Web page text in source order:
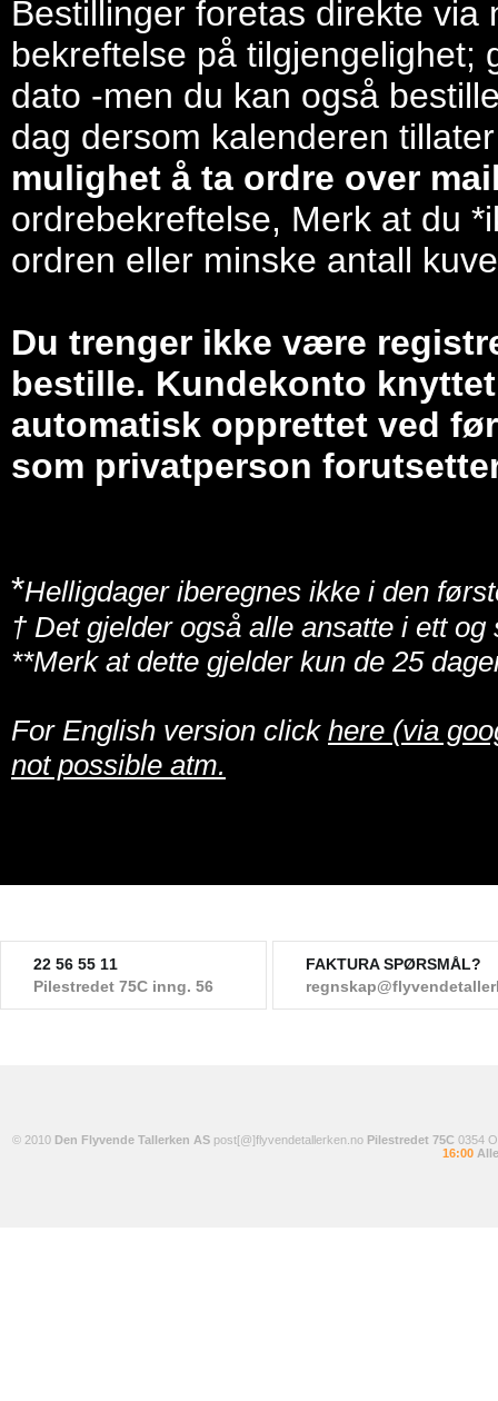
Bestillinger foretas direkte
bekreftelse på tilgjengelighet;
dato -men du kan også
dag dersom kalenderen
mulighet å ta ordre over
ordrebekreftelse, Merk at du
ordren eller minske antall
Du trenger ikke være
bestille. Kundekonto
automatisk opprettet ved
som privatperson
*Helligdager iberegnes ikke i den
† Det gjelder også alle ansatte i ett
**Merk at dette gjelder kun de 25
For English version click here (via
not possible atm.
22 56 55 11
Pilestredet 75C inng. 56
FAKTURA SPØRSMÅL?
© 2010 Den Flyvende Tallerken ASpost[@]flyvendetallerken.no Pilestredet 75C 0354
16:00